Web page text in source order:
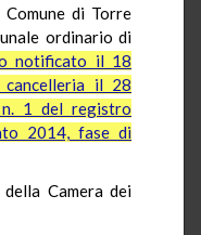
di Torre
ordinario di
notificato il 18
il 28
1 del registro
2014, fase di
Camera dei